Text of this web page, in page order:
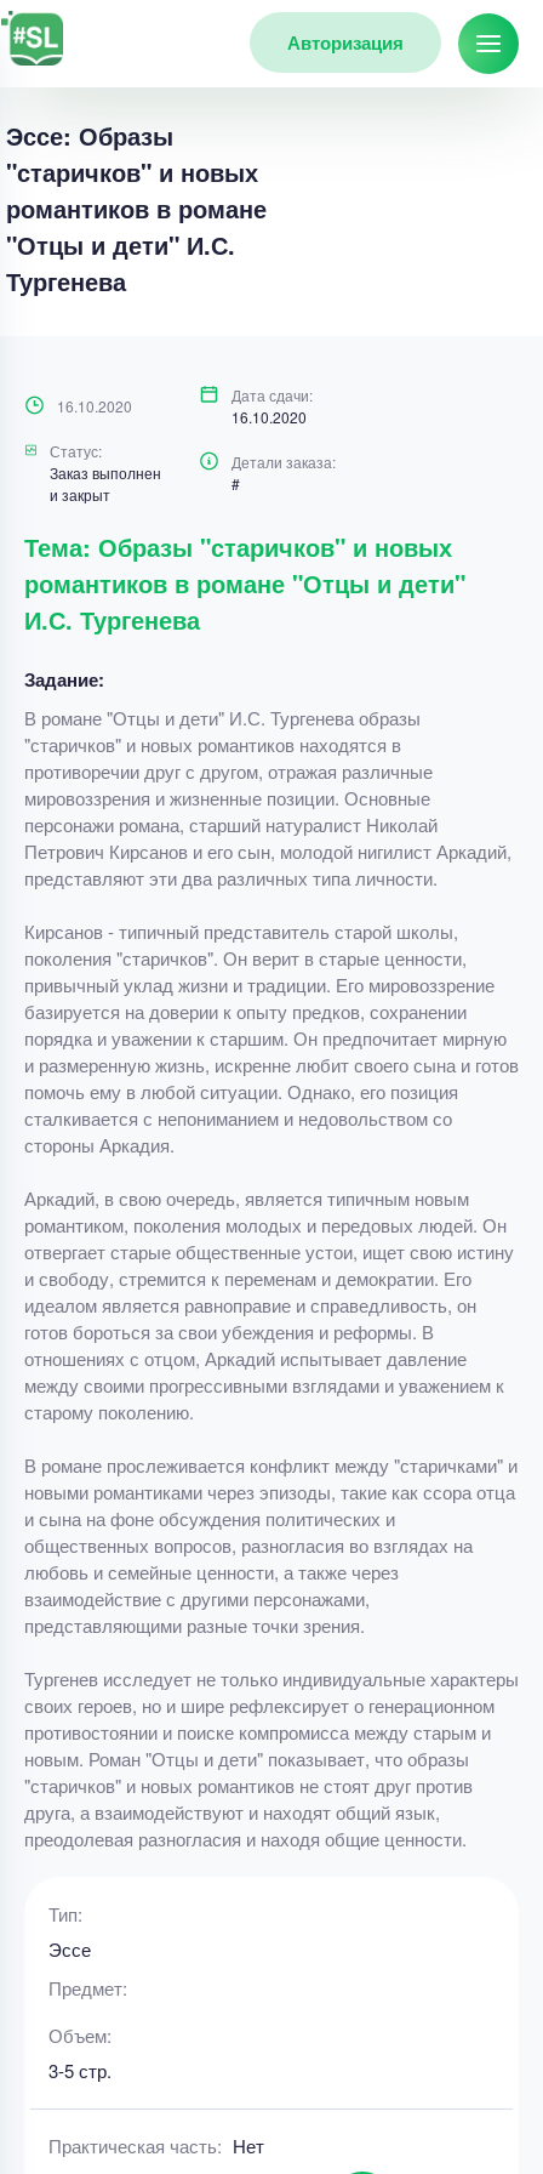
Авторизация
Эссе: Образы
"старичков" и новых
романтиков в романе
"Отцы и дети" И.С.
Тургенева
16.10.2020
Дата сдачи:
16.10.2020
Статус:
Заказ выполнен
и закрыт
Детали заказа:
#
Тема: Образы "старичков" и новых
романтиков в романе "Отцы и дети"
И.С. Тургенева
Задание:
В романе "Отцы и дети" И.С. Тургенева образы
"старичков" и новых романтиков находятся в
противоречии друг с другом, отражая различные
мировоззрения и жизненные позиции. Основные
персонажи романа, старший натуралист Николай
Петрович Кирсанов и его сын, молодой нигилист Аркадий,
представляют эти два различных типа личности.
Кирсанов - типичный представитель старой школы,
поколения "старичков". Он верит в старые ценности,
привычный уклад жизни и традиции. Его мировоззрение
базируется на доверии к опыту предков, сохранении
порядка и уважении к старшим. Он предпочитает мирную
и размеренную жизнь, искренне любит своего сына и готов
помочь ему в любой ситуации. Однако, его позиция
сталкивается с непониманием и недовольством со
стороны Аркадия.
Аркадий, в свою очередь, является типичным новым
романтиком, поколения молодых и передовых людей. Он
отвергает старые общественные устои, ищет свою истину
и свободу, стремится к переменам и демократии. Его
идеалом является равноправие и справедливость, он
готов бороться за свои убеждения и реформы. В
отношениях с отцом, Аркадий испытывает давление
между своими прогрессивными взглядами и уважением к
старому поколению.
В романе прослеживается конфликт между "старичками" и
новыми романтиками через эпизоды, такие как ссора отца
и сына на фоне обсуждения политических и
общественных вопросов, разногласия во взглядах на
любовь и семейные ценности, а также через
взаимодействие с другими персонажами,
представляющими разные точки зрения.
Тургенев исследует не только индивидуальные характеры
своих героев, но и шире рефлексирует о генерационном
противостоянии и поиске компромисса между старым и
новым. Роман "Отцы и дети" показывает, что образы
"старичков" и новых романтиков не стоят друг против
друга, а взаимодействуют и находят общий язык,
преодолевая разногласия и находя общие ценности.
Тип:
Эссе
Предмет:
Объем:
3-5 стр.
Практическая часть: Нет